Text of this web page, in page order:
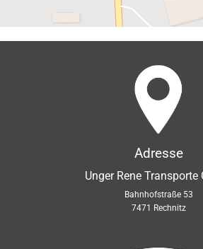
Adresse
Unger Rene Transporte
Bahnhofstraße 53
7471 Rechnitz